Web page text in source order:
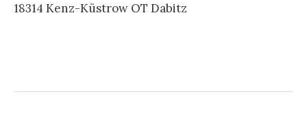
18314 Kenz-Küstrow OT Dabitz